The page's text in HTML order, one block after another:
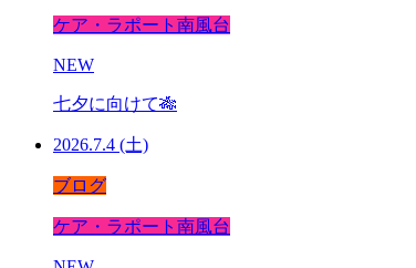
ケア・ラポート南風台
NEW
七夕に向けて🎋
2026.7.4 (土)
ブログ
ケア・ラポート南風台